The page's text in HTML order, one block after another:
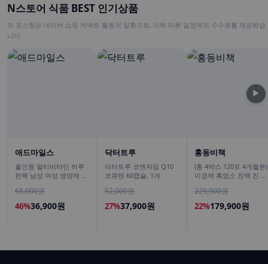
N스토어 식품 BEST 인기상품
이 포스팅은 네이버 쇼핑 커넥트 활동의 일환으로, 이에 따른 일정액의 수수료를 제공받습
니다.
애드마일스
올인원 멀티비타민 하루
한팩 남성 여성 영양제 오
68,000원
46%36,900원
닥터트루
닥터트루 코엔자임 Q10
코큐텐 60캡슐, 1개
52,000원
27%37,900원
홍동비책
(총 4박스 120포 4개월분)
이경제 흑염소 진액 진 엑
뉴얼 70ml 30포, 4개
229,900원
22%179,900원
▶